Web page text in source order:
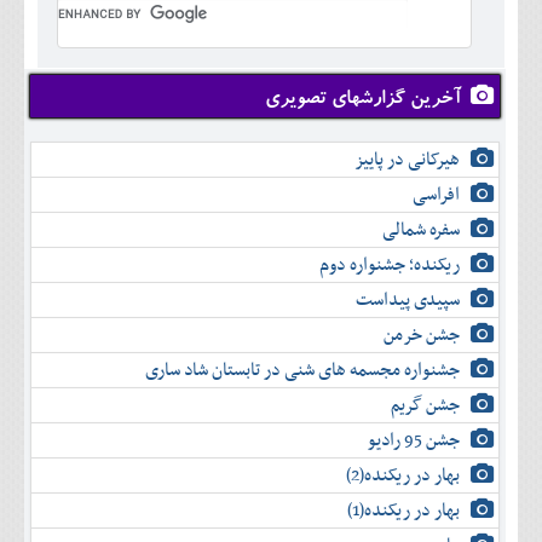
دی
بهمن
اسفند
آبان
آذر
دی
بهمن
اسفند
شهريور
مهر
آبان
آذر
دی
بهمن
اسفند
تير
مرداد
شهريور
مهر
آبان
آذر
دی
بهمن
اسفند
آخرین گزارشهای تصویری
هیرکانی در پاییز
افراسی
سفره شمالی
ریکنده؛ جشنواره دوم
سپیدی پیداست
جشن خرمن
جشنواره مجسمه های شنی در تابستان شاد ساری
جشن گریم
جشن 95 رادیو
بهار در ریکنده(2)
بهار در ریکنده(1)